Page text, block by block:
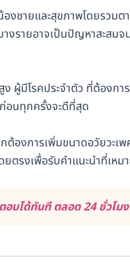
งชายและสุขภาพโดยรวมต
รายอาจเป็นปัญหาสะสมจ
ผู้มีโรคประจำตัว ที่ต้องกา
อนทุกครั้งจะดีที่สุด
งการเพิ่มขนาดอวัยวะเพ
รงเพื่อรับคำแนะนำที่เหม
บได้ทันที ตลอด 24 ชั่วโม